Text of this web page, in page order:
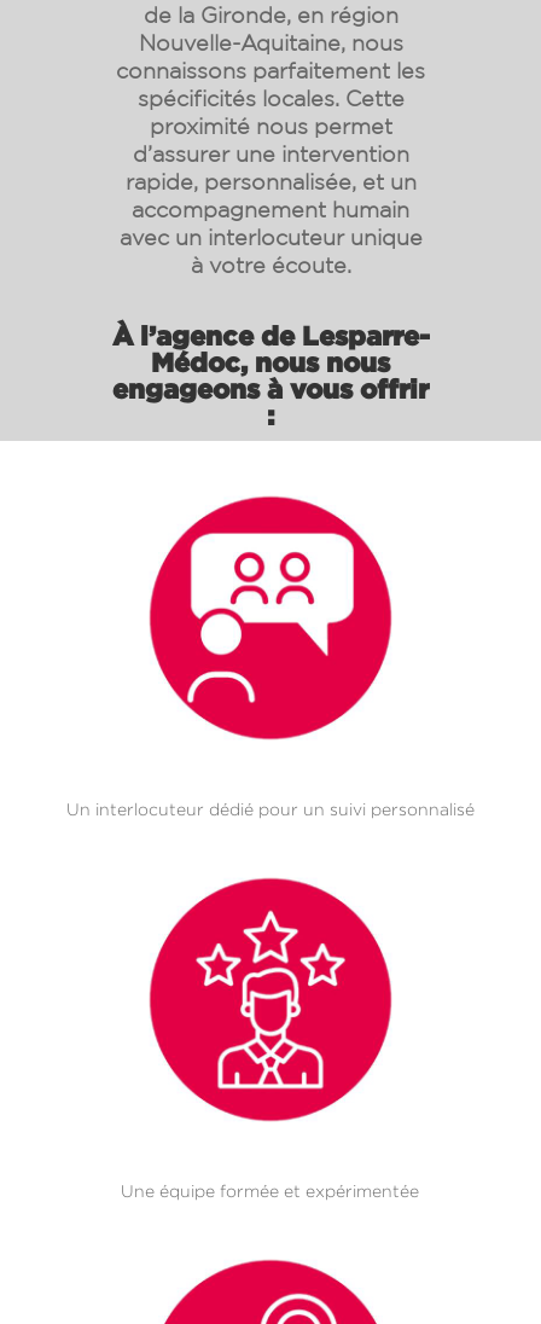
de la Gironde, en région
Nouvelle-Aquitaine, nous
connaissons parfaitement les
spécificités locales. Cette
proximité nous permet
d’assurer une intervention
rapide, personnalisée, et un
accompagnement humain
avec un interlocuteur unique
à votre écoute.
À l’agence de Lesparre-
Médoc, nous nous
engageons à vous offrir
:
Un interlocuteur dédié pour un suivi personnalisé
Une équipe formée et expérimentée